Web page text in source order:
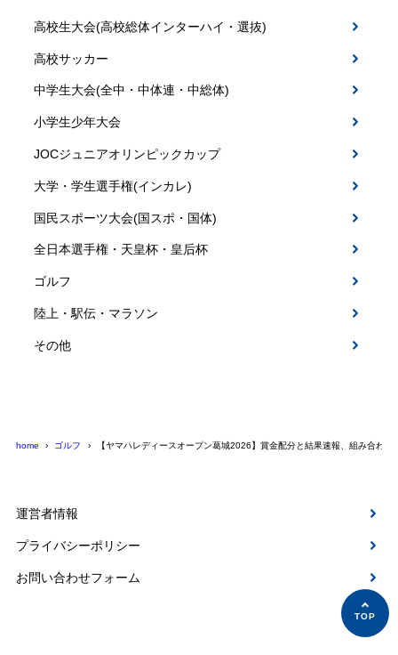
高校生大会(高校総体インターハイ・選抜)
高校サッカー
中学生大会(全中・中体連・中総体)
小学生少年大会
JOCジュニアオリンピックカップ
大学・学生選手権(インカレ)
国民スポーツ大会(国スポ・国体)
全日本選手権・天皇杯・皇后杯
ゴルフ
陸上・駅伝・マラソン
その他
home ゴルフ 【ヤマハレディースオープン葛城2026】賞金配分と結果速報、組み合わせ
運営者情報
プライバシーポリシー
お問い合わせフォーム